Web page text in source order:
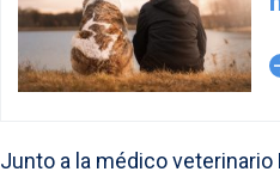
Junto a la médico veterinario